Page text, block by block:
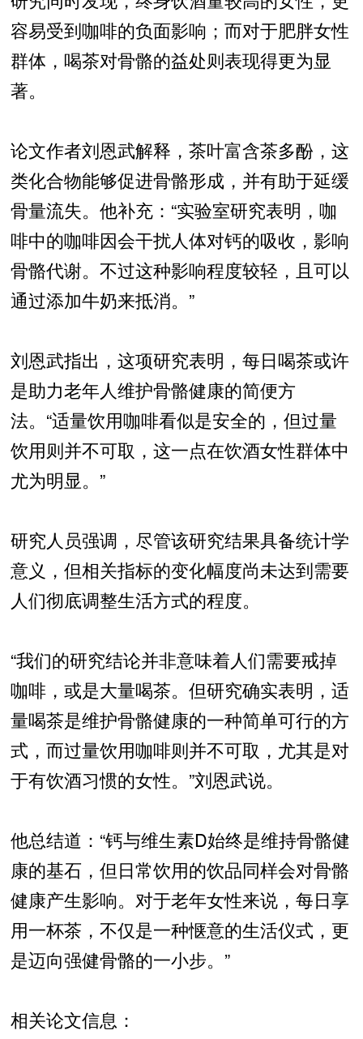
容易受到咖啡的负面影响；而对于肥胖女性
群体，喝茶对骨骼的益处则表现得更为显
著。
论文作者刘恩武解释，茶叶富含茶多酚，这
类化合物能够促进骨骼形成，并有助于延缓
骨量流失。他补充：“实验室研究表明，咖
啡中的咖啡因会干扰人体对钙的吸收，影响
骨骼代谢。不过这种影响程度较轻，且可以
通过添加牛奶来抵消。”
刘恩武指出，这项研究表明，每日喝茶或许
是助力老年人维护骨骼健康的简便方
法。“适量饮用咖啡看似是安全的，但过量
饮用则并不可取，这一点在饮酒女性群体中
尤为明显。”
研究人员强调，尽管该研究结果具备统计学
意义，但相关指标的变化幅度尚未达到需要
人们彻底调整生活方式的程度。
“我们的研究结论并非意味着人们需要戒掉
咖啡，或是大量喝茶。但研究确实表明，适
量喝茶是维护骨骼健康的一种简单可行的方
式，而过量饮用咖啡则并不可取，尤其是对
于有饮酒习惯的女性。”刘恩武说。
他总结道：“钙与维生素D始终是维持骨骼健
康的基石，但日常饮用的饮品同样会对骨骼
健康产生影响。对于老年女性来说，每日享
用一杯茶，不仅是一种惬意的生活仪式，更
是迈向强健骨骼的一小步。”
相关论文信息：